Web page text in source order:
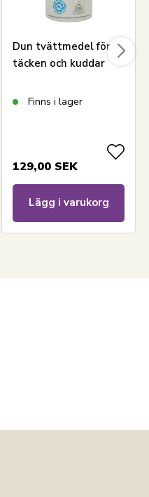
och kuddar
av kuddar
produkten?
Dun tvättmedel för
täcken och kuddar
Finns i lager
129,00 SEK
Lägg i varukorg